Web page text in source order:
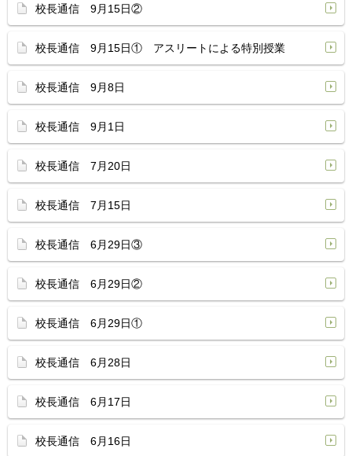
校長通信 9月15日②
校長通信 9月15日① アスリートによる特別授業
校長通信 9月8日
校長通信 9月1日
校長通信 7月20日
校長通信 7月15日
校長通信 6月29日③
校長通信 6月29日②
校長通信 6月29日①
校長通信 6月28日
校長通信 6月17日
校長通信 6月16日